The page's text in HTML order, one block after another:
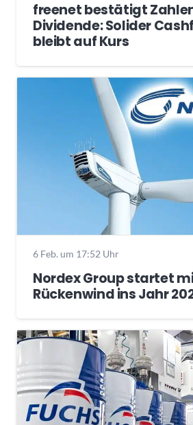
freenet bestätigt
Dividende: Solider
bleibt auf Kurs
6 Feb. um 17:52 Uhr
Nordex Group startet
Rückenwind ins Jahr